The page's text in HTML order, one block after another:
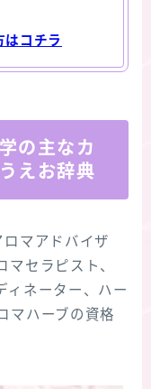
はコチラ
の主なカ
えお辞典
マアドバイザ
マセラピスト、
ィネーター、ハー
マハーブの資格